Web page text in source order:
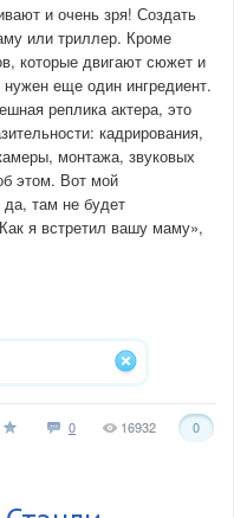
и очень зря! Создать
или триллер. Кроме
которые двигают сюжет и
еще один ингредиент.
реплика актера, это
кадрирования,
монтажа, звуковых
этом. Вот мой
там не будет
я встретил вашу маму»,
0 0
16932